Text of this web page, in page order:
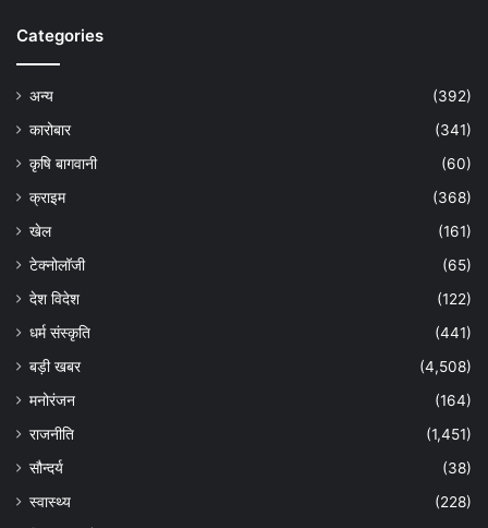
Categories
अन्य
(392)
कारोबार
(341)
कृषि बागवानी
(60)
क्राइम
(368)
खेल
(161)
टेक्नोलॉजी
(65)
देश विदेश
(122)
धर्म संस्कृति
(441)
बड़ी खबर
(4,508)
मनोरंजन
(164)
राजनीति
(1,451)
सौन्दर्य
(38)
स्वास्थ्य
(228)